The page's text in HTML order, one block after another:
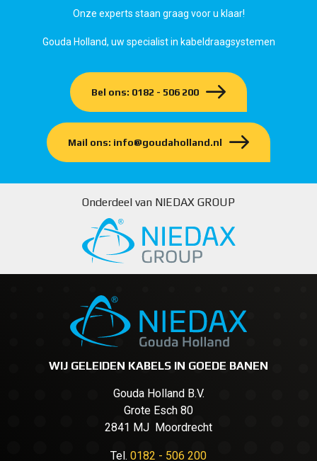
Onze experts staan graag voor u klaar!
Gouda Holland, uw specialist in kabeldraagsystemen
Bel ons: 0182 - 506 200
Mail ons: info@goudaholland.nl
Onderdeel van NIEDAX GROUP
WIJ GELEIDEN KABELS IN GOEDE BANEN
Gouda Holland B.V.
Grote Esch 80
2841 MJ Moordrecht
Tel. 0182 - 506 200